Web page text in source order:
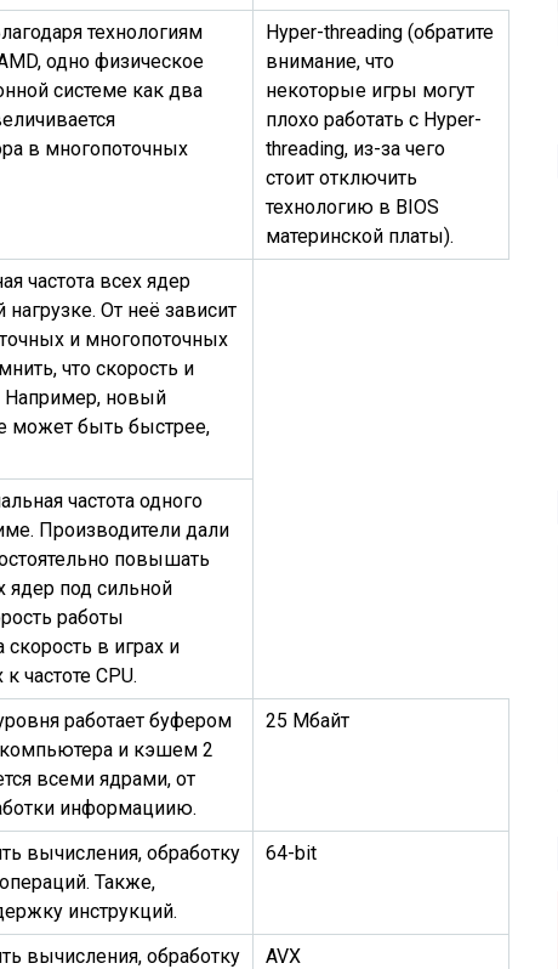
технологиям
одно физическое
системе как два
в многопоточных
Hyper-threading (обратите
внимание, что
некоторые игры могут
плохо работать с Hyper-
threading, из-за чего
стоит отключить
технологию в BIOS
материнской платы).
частота всех ядер
От неё зависит
и многопоточных
что скорость и
Например, новый
может быть быстрее,
частота одного
Производители дали
повышать
ядер под сильной
работы
в играх и
частоте CPU.
работает буфером
и кэшем 2
всеми ядрами, от
информациию.
25 Мбайт
вычисления, обработку
Также,
инструкций.
64-bit
вычисления, обработку
AVX